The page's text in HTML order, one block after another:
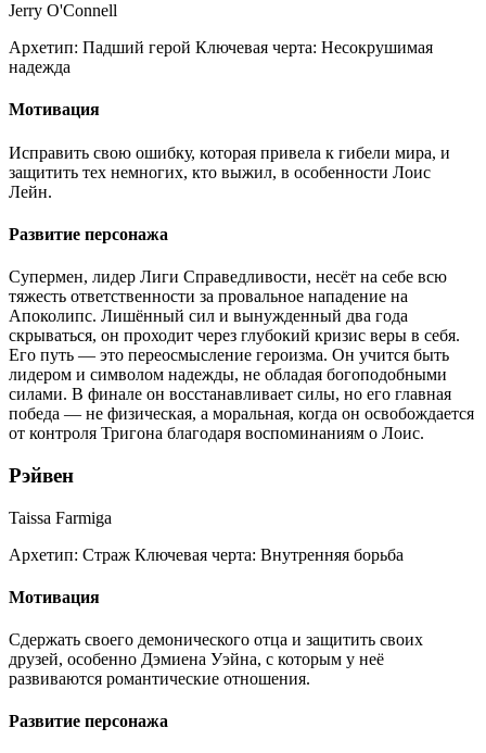
Jerry O'Connell
Архетип: Падший герой Ключевая черта: Несокрушимая
надежда
Мотивация
Исправить свою ошибку, которая привела к гибели мира, и
защитить тех немногих, кто выжил, в особенности Лоис
Лейн.
Развитие персонажа
Супермен, лидер Лиги Справедливости, несёт на себе всю
тяжесть ответственности за провальное нападение на
Апоколипс. Лишённый сил и вынужденный два года
скрываться, он проходит через глубокий кризис веры в себя.
Его путь — это переосмысление героизма. Он учится быть
лидером и символом надежды, не обладая богоподобными
силами. В финале он восстанавливает силы, но его главная
победа — не физическая, а моральная, когда он освобождается
от контроля Тригона благодаря воспоминаниям о Лоис.
Рэйвен
Taissa Farmiga
Архетип: Страж Ключевая черта: Внутренняя борьба
Мотивация
Сдержать своего демонического отца и защитить своих
друзей, особенно Дэмиена Уэйна, с которым у неё
развиваются романтические отношения.
Развитие персонажа